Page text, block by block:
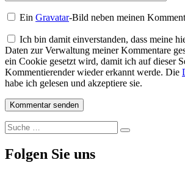
EinGravatar-Bild neben meinen
Ich bin damit einverstanden, dass meine
Daten zur Verwaltung meiner Kommentare
ein Cookie gesetzt wird, damit ich auf dieser
Kommentierender wieder erkannt werde. Die
habe ich gelesen und akzeptiere sie.
Suche
nach:
Suche
Folgen Sie uns